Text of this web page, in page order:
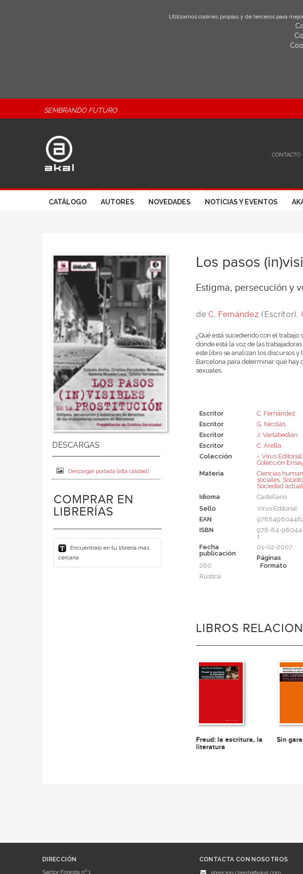
Utilizamos cookies propias y de terceros para
SEMBRANDO FUTURO
CONTACTO
CATÁLOGO AUTORES NOVEDADES NOTICIAS Y EVENTOS
Descargar portada (alta calidad)
COMPRAR EN
LIBRERÍAS
Encuéntralo en tu librería más
cercana
Los pasos
Estigma, persecución y
de C. Fernández (Escritor),
¿Qué está sucediendo con el trabajo
dónde está la voz de las
este libro se analizan los discursos
Barcelona para determinar qué hay
sexuales.
Escritor
C. Fernández
Escritor
G. Nicolás
Escritor
J. Vartabedian
Escritor
C. Arella
Colección
~ Virus Editorial.
Colección
Materia
Ciencias
sociales,
Sociedad actual
Idioma
Castellano
Sello
Virus Editorial
EAN
ISBN
978-84-
1
Fecha
publicación
01-02-2007
Páginas
280
Formato
Rústica
LIBROS
Freud: la escritura, la
literatura
Sin
DIRECCIÓN
Sector Foresta nº 1
CONTACTA CON NOSOTROS
atencion.cliente@akal.com